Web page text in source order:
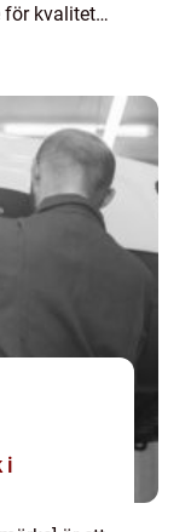
kvalitet,
i